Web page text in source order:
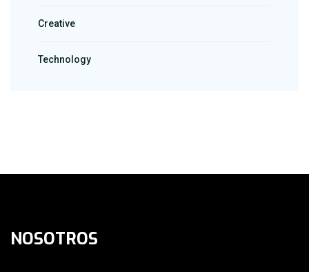
Creative
Technology
NOSOTROS